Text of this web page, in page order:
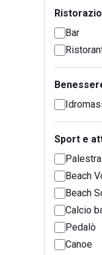
Bar
Sport e
Palestra
Beach
Beach
Calcio
Pedalò
Canoe